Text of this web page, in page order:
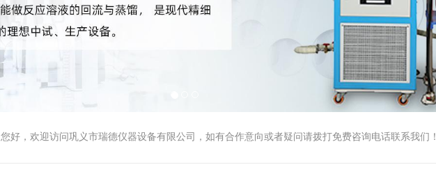
您好，欢迎访问巩义市瑞德仪器设备有限公司，如有合作意向或者疑问请拨打免费咨询电话联系我们！